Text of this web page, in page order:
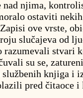
nad njima,
ostaviti
ove vrste,
slučajeva od
stvari
su se,
knjiga i
pred čitaoce i